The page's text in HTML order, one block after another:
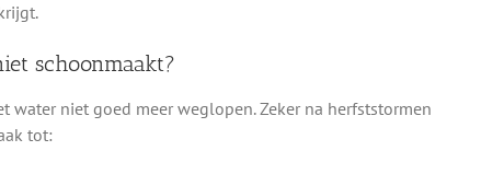
schoonmaakt?
water niet goed meer weglopen. Zeker na herfststormen
tot: